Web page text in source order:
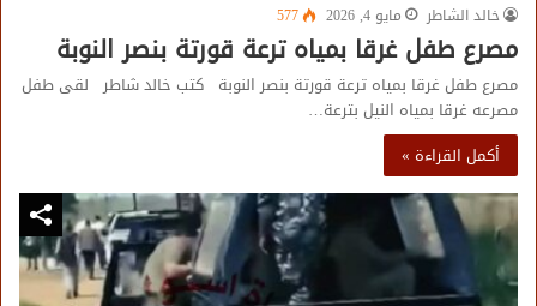
خالد الشاطر
مايو 4, 2026 577
مصرع طفل غرقا بمياه ترعة قورتة بنصر النوبة
مصرع طفل غرقا بمياه ترعة قورتة بنصر النوبة كتب خالد شاطر لقى طفل
مصرعه غرقا بمياه النيل بترعة…
أكمل القراءة »